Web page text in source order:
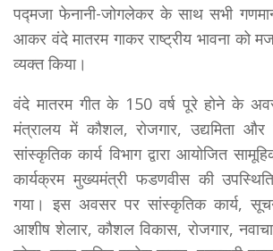
पद्मजा फेनानी-जोगलेकर के साथ सभी
आकर वंदे मातरम गाकर राष्ट्रीय भावना को
व्यक्त किया।
वंदे मातरम गीत के 150 वर्ष पूरे होने के
मंत्रालय में कौशल, रोजगार, उद्यमिता और
सांस्कृतिक कार्य विभाग द्वारा आयोजित
कार्यक्रम मुख्यमंत्री फडणवीस की
गया। इस अवसर पर सांस्कृतिक कार्य, सूचना
आशीष शेलार, कौशल विकास, रोजगार,